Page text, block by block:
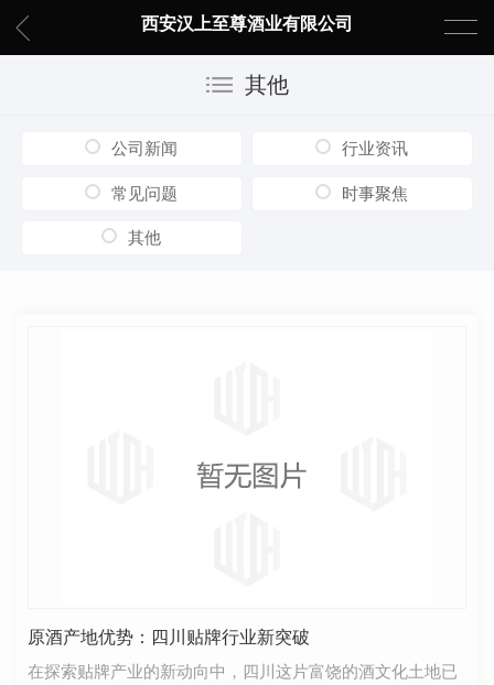
西安汉上至尊酒业有限公司
其他
公司新闻 行业资讯
常见问题 时事聚焦
其他
原酒产地优势：四川贴牌行业新突破
在探索贴牌产业的新动向中，四川这片富饶的酒文化土地已